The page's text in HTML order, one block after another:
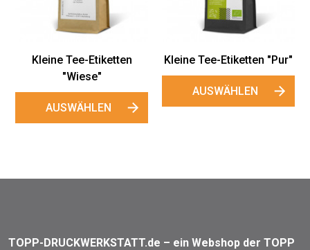
Kleine Tee-Etiketten
"Wiese"
AUSWÄHLEN
Kleine Tee-Etiketten "Pur"
AUSWÄHLEN
TOPP-DRUCKWERKSTATT.de – ein Webshop der TOPP